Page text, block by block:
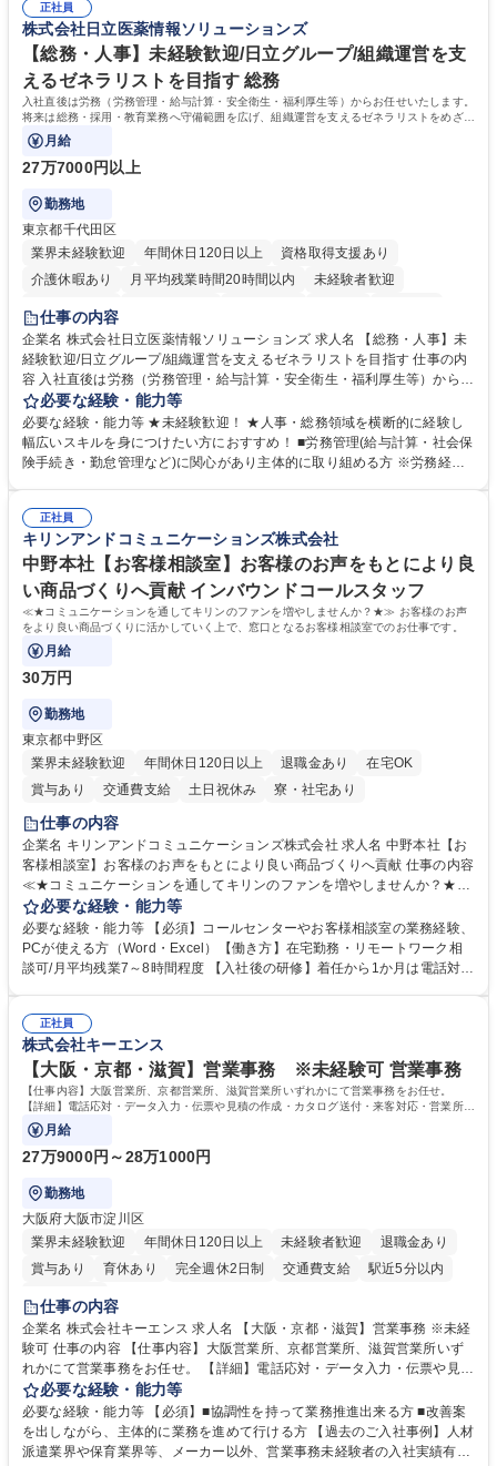
でも質問・相談できる環境が整っているため、安心して成長できます。 募
集職種 【森ビルG】人事・総務◆賞与5ヶ月◆年休120日◆残業少なめ◆
リモート可
務に挑戦できるため、自身の成長と組織への貢献度をダイレクトに実感で
きます。 残業少なめ、週1日リモート可など、ワークライフバランスを保
ち長期活躍できる環境です。 「これまでの幅広い経験を活かし、長期的な
キャリアを築きたい」という前向きな意欲と挑戦を全力で応援します。 学
歴・資格 学歴：大学院 大学 高専 短大 専修学校 高校 語学力： 資格：日商
簿記検定1級 日商簿記検定2級 日商簿記検定3級
正社員
株式会社日立医薬情報ソリューションズ
【総務・人事】未経験歓迎/日立グループ/組織運営を支
えるゼネラリストを目指す 総務
入社直後は労務（労務管理・給与計算・安全衛生・福利厚生等）からお任せいたします。
将来は総務・採用・教育業務へ守備範囲を広げ、組織運営を支えるゼネラリストをめざせ
ます。
月給
27万7000円以上
勤務地
東京都千代田区
業界未経験歓迎
年間休日120日以上
資格取得支援あり
介護休暇あり
月平均残業時間20時間以内
未経験者歓迎
住宅手当あり
育休あり
完全週休2日制 交通費支給 土日祝休み 寮・社宅あり
仕事の内容
企業名 株式会社日立医薬情報ソリューションズ 求人名 【総務・人事】未
経験歓迎/日立グループ/組織運営を支えるゼネラリストを目指す 仕事の内
容 入社直後は労務（労務管理・給与計算・安全衛生・福利厚生等）からお
任せいたします。将来は総務・採用・教育業務へ守備範囲を広げ、組織運
営を支えるゼネラリストをめざせます。 ・初期業務：労働時間管理、給与
計算、社会保険対応、福利厚生管理、安全衛生、健康経営推進等をお任せ
します。ご経験に応じて、休職者管理など、幅広く経験を積んでいただき
幅広く経験を積みたい意欲がある方に最適な環境です。 募集職種 【総
務・人事】未経験歓迎/日立グループ/組織運営を支えるゼネラリストを目
指す
必要な経験・能力等
必要な経験・能力等 ★未経験歓迎！ ★人事・総務領域を横断的に経験し
幅広いスキルを身につけたい方におすすめ！ ■労務管理(給与計算・社会保
険手続き・勤怠管理など)に関心があり主体的に取り組める方 ※労務経験
のご経験 ■労務管理（給与計算・社会保険手続き・勤怠管理など）の経験
■衛生管理者の資格をお持ちの方 学歴・資格 学歴：大学院 大学 高専 短大
専修学校 高校 語学力： 資格：
正社員
キリンアンドコミュニケーションズ株式会社
中野本社【お客様相談室】お客様のお声をもとにより良
い商品づくりへ貢献 インバウンドコールスタッフ
≪★コミュニケーションを通してキリンのファンを増やしませんか？★≫ お客様のお声
をより良い商品づくりに活かしていく上で、窓口となるお客様相談室でのお仕事です。
月給
30万円
勤務地
東京都中野区
業界未経験歓迎
年間休日120日以上 退職金あり
在宅OK
賞与あり
交通費支給 土日祝休み 寮・社宅あり
仕事の内容
企業名 キリンアンドコミュニケーションズ株式会社 求人名 中野本社【お
客様相談室】お客様のお声をもとにより良い商品づくりへ貢献 仕事の内容
≪★コミュニケーションを通してキリンのファンを増やしませんか？★≫
お客様のお声をより良い商品づくりに活かしていく上で、窓口となるお客
様相談室でのお仕事です。 日々お客様からいただくキリングループへのご
意見を、企業活動に活かしています。お客様からの声に迅速かつ誠意をも
って対応、情報提供するとともにグループ内活動に反映しています。 【具
平均100件前後■メール・手紙：同上40件前後 募集職種 中野本社【お客様
相談室】お客様のお声をもとにより良い商品づくりへ貢献
必要な経験・能力等
必要な経験・能力等 【必須】コールセンターやお客様相談室の業務経験、
PCが使える方（Word・Excel）【働き方】在宅勤務・リモートワーク相
談可/月平均残業7～8時間程度 【入社後の研修】着任から1か月は電話対応
すのでご安心ください。 【当社について】キリングループの広報機能を担
う会社として、お客様との出会いを大切にし、磨き上げたホスピタリティ
を込めてコミュニケーションをとりながら広報関連業務を行っておりま
す。 学歴・資格 学歴：大学院 大学 高専 短大 専修学校 高校 語学力： 資
格：
正社員
株式会社キーエンス
【大阪・京都・滋賀】営業事務 ※未経験可 営業事務
【仕事内容】大阪営業所、京都営業所、滋賀営業所いずれかにて営業事務をお任せ。
【詳細】電話応対・データ入力・伝票や見積の作成・カタログ送付・来客対応・営業所内
で発生する事務業務や業務改善をお任せ。
月給
27万9000円～28万1000円
勤務地
大阪府大阪市淀川区
業界未経験歓迎
年間休日120日以上 未経験者歓迎
退職金あり
賞与あり
育休あり 完全週休2日制 交通費支給
駅近5分以内
土日祝休み
仕事の内容
企業名 株式会社キーエンス 求人名 【大阪・京都・滋賀】営業事務 ※未経
験可 仕事の内容 【仕事内容】大阪営業所、京都営業所、滋賀営業所いず
れかにて営業事務をお任せ。 【詳細】電話応対・データ入力・伝票や見積
の作成・カタログ送付・来客対応・営業所内で発生する事務業務や業務改
善をお任せ。 【教育制度】ご入社後、育成担当とペアになりながらOJTに
て業務を覚えていただくことが可能です。業務システムがきちんと構築さ
れているため、スムーズに仕事に慣れることができる環境です。また、
必要な経験・能力等
必要な経験・能力等 【必須】■協調性を持って業務推進出来る方 ■改善案
を出しながら、主体的に業務を進めて行ける方 【過去のご入社事例】人材
派遣業界や保育業界等、メーカー以外、営業事務未経験者の入社実績有